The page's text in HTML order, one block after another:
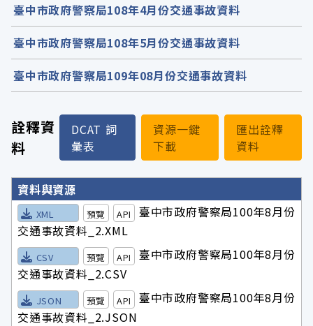
詮釋資
料
DCAT 詞
彙表
資源一鍵
下載
匯出詮釋
資料
詮釋資料詳細內容
資料與資源
XML 預覽 API
臺中市政府警察局100年8月份
交通事故資料_2.XML
CSV 預覽 API
臺中市政府警察局100年8月份
交通事故資料_2.CSV
JSON 預覽 API
臺中市政府警察局100年8月份
交通事故資料_2.JSON
臺中市政府警察局108年4月份交通事故資料
臺中市政府警察局108年5月份交通事故資料
臺中市政府警察局109年08月份交通事故資料